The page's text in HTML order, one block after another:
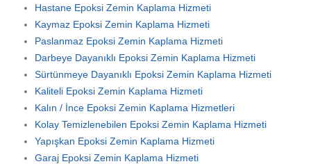
Hastane Epoksi Zemin Kaplama Hizmeti
Kaymaz Epoksi Zemin Kaplama Hizmeti
Paslanmaz Epoksi Zemin Kaplama Hizmeti
Darbeye Dayanıklı Epoksi Zemin Kaplama Hizmeti
Sürtünmeye Dayanıklı Epoksi Zemin Kaplama Hizmeti
Kaliteli Epoksi Zemin Kaplama Hizmeti
Kalın / İnce Epoksi Zemin Kaplama Hizmetleri
Kolay Temizlenebilen Epoksi Zemin Kaplama Hizmeti
Yapışkan Epoksi Zemin Kaplama Hizmeti
Garaj Epoksi Zemin Kaplama Hizmeti